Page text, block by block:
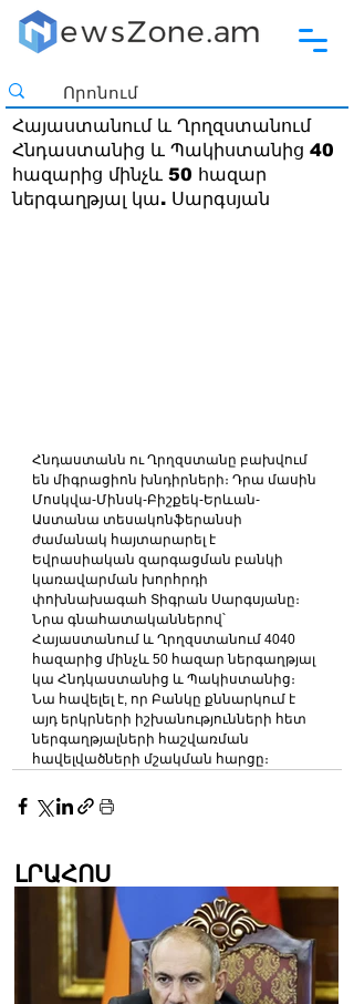
Հայաստանում և Ղրղզստանում
Հնդաստանից և Պակիստանից 40
հազարից մինչև 50 հազար
ներգաղթյալ կա. Սարգսյան
Հնդաստանն ու Ղրղզստանը բախվում
են միգրացիոն խնդիրների։ Դրա մասին
Մոսկվա-Մինսկ-Բիշքեկ-Երևան-
Աստանա տեսակոնֆերանսի
ժամանակ հայտարարել է
Եվրասիական զարգացման բանկի
կառավարման խորհրդի
փոխնախագահ Տիգրան Սարգսյանը։
Նրա գնահատականներով՝
Հայաստանում և Ղրղզստանում 4040
հազարից մինչև 50 հազար ներգաղթյալ
կա Հնդկաստանից և Պակիստանից։
Նա հավելել է, որ Բանկը քննարկում է
այդ երկրների իշխանությունների հետ
ներգաղթյալների հաշվառման
հավելվածների մշակման հարցը։
ԼՐԱՀՈՍ